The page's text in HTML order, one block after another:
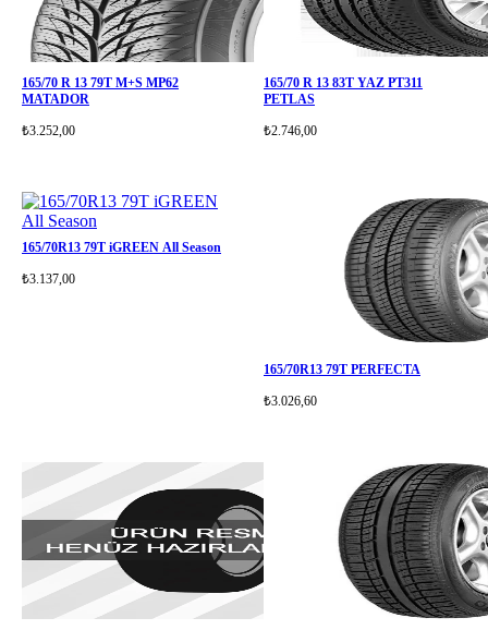
165/70 R 13 79T M+S MP62
MATADOR
₺3.252,00
165/70 R 13 83T YAZ PT311
PETLAS
₺2.746,00
165/70R13 79T iGREEN All Season
₺3.137,00
165/70R13 79T PERFECTA
₺3.026,60